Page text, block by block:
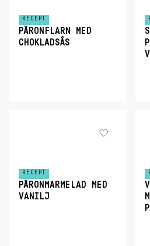
RECEPT
PÄRONFLARN MED
CHOKLADSÅS
RECEPT
PÄRONMARMELAD MED
VANILJ